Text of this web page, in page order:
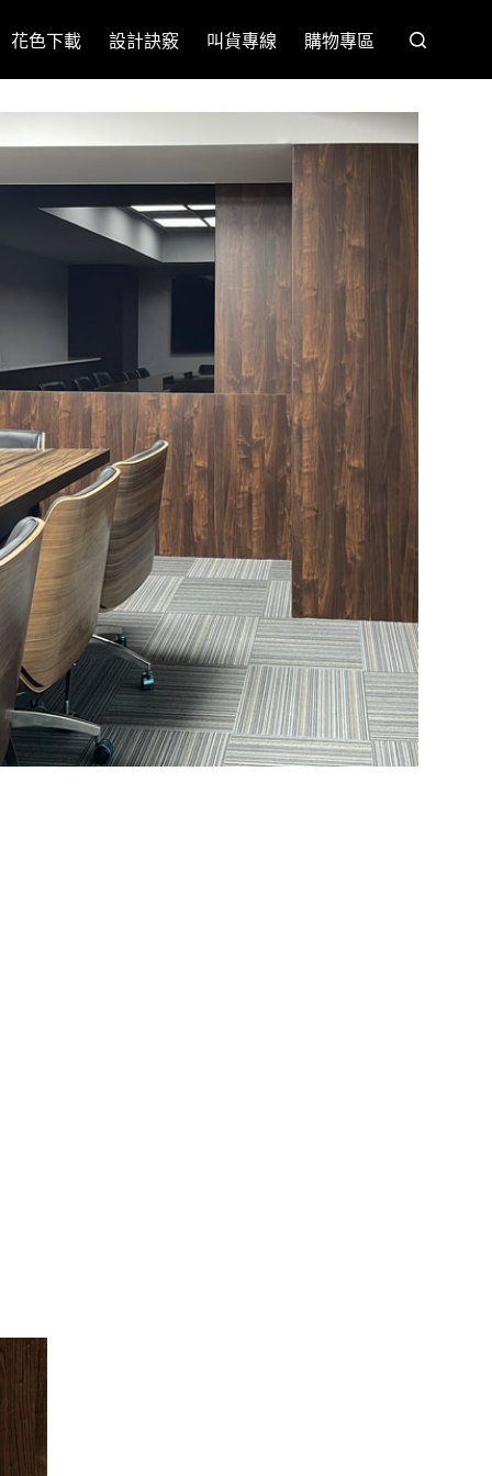
花色下載 設計訣竅 叫貨專線 購物專區